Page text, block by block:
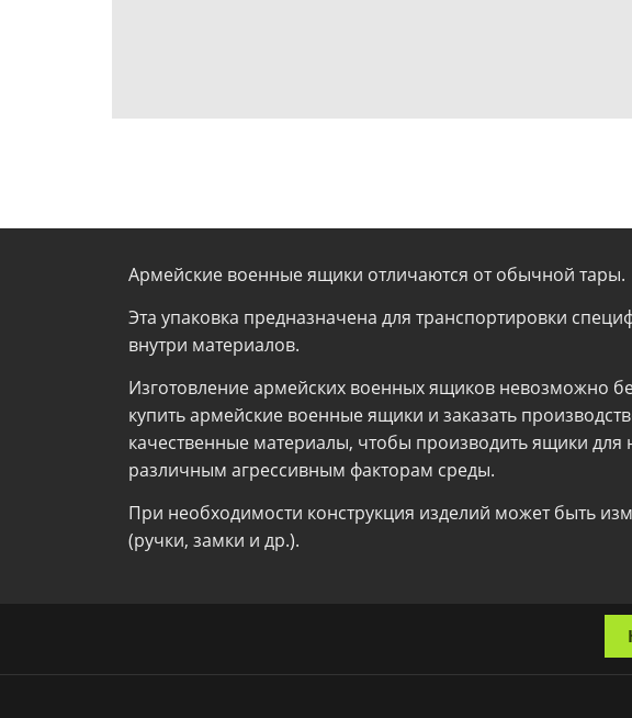
Армейские военные ящики отличаются от обычной тары.
Эта упаковка предназначена для транспортировки
внутри материалов.
Изготовление армейских военных ящиков невозможно
купить армейские военные ящики и заказать
качественные материалы, чтобы производить ящики для
различным агрессивным факторам среды.
При необходимости конструкция изделий может быть
(ручки, замки и др.).